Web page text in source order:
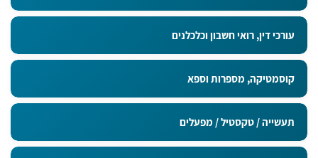
עורכי דין, רואי חשבון וכלכלנים
קוסמטיקה, מספרות וספא
תעשייה / טקסטיל / מפעלים